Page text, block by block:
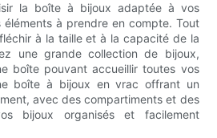
la boîte à bijoux adaptée à vos
à prendre en compte. Tout
à la taille et à la capacité de la
une grande collection de bijoux,
boîte pouvant accueillir toutes vos
boîte à bijoux en vrac offrant un
avec des compartiments et des
bijoux organisés et facilement